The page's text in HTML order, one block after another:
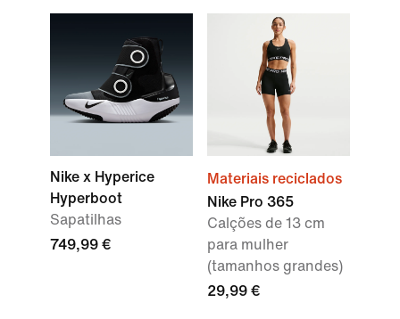
Nike x Hyperice
Hyperboot
Sapatilhas
749,99 €
Materiais reciclados
Nike Pro 365
Calções de 13 cm
para mulher
(tamanhos grandes)
29,99 €